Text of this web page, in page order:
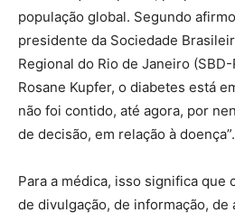
população global. Segundo
presidente da Sociedade
Regional do Rio de Janeiro
Rosane Kupfer, o diabetes está
não foi contido, até agora, por
de decisão, em relação à doença”.
Para a médica, isso significa que
de divulgação, de informação, de